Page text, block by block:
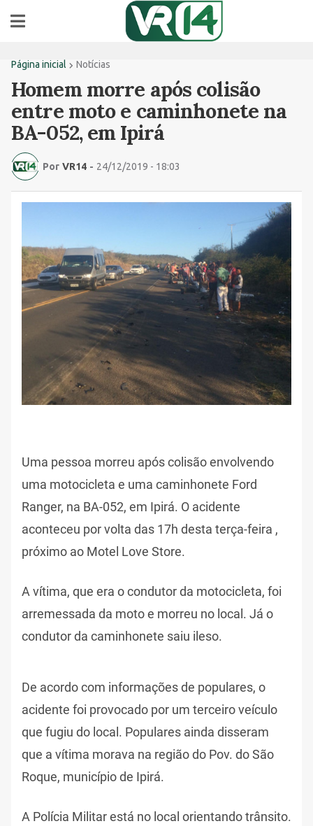
Página inicial Notícias
Homem morre após colisão
entre moto e caminhonete na
BA-052, em Ipirá
Por VR14 - 24/12/2019 - 18:03
Uma pessoa morreu após colisão envolvendo
uma motocicleta e uma caminhonete Ford
Ranger, na BA-052, em Ipirá. O acidente
aconteceu por volta das 17h desta terça-feira ,
próximo ao Motel Love Store.
A vítima, que era o condutor da motocicleta, foi
arremessada da moto e morreu no local. Já o
condutor da caminhonete saiu ileso.
De acordo com informações de populares, o
acidente foi provocado por um terceiro veículo
que fugiu do local. Populares ainda disseram
que a vítima morava na região do Pov. do São
Roque, município de Ipirá.
A Polícia Militar está no local orientando trânsito.